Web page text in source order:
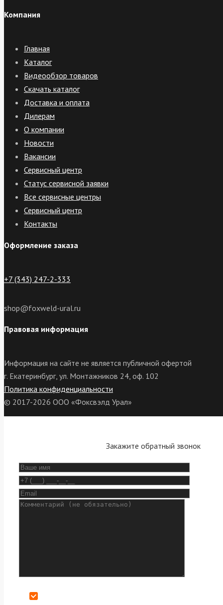
Компания
Главная
Каталог
Видеообзор товаров
Скачать каталог
Доставка и оплата
Дилерам
О компании
Новости
Вакансии
Сервисный центр
Статус сервисной заявки
Все сервисные центры
Сервисный центр
Контакты
Оформление заказа
+7 (343) 247-2-333
shop@foxweld-ural.ru
Правовая информация
Информация на сайте не является публичной офертой
г. Екатеринбург, ул. Монтажников 24, оф. 102
Политика конфиденциальности
© 2017-2026 ООО «Фоксвэлд Урал»
Закажите обратный звонок